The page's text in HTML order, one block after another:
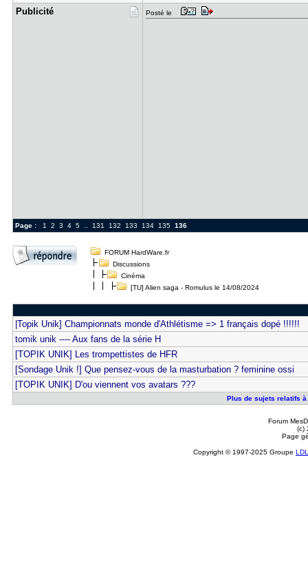
Publicité Posté le
Page : 1 2 3 4 5.. 131 132 133 134 135 136
FORUM HardWare.fr
Discussions
Cinéma
[TU] Alien saga - Romulus le 14/08/2024
|Topik Unik] Championnats monde d'Athlétisme => 1 français dopé !!!!!!
tomik unik ---- Aux fans de la série H
[TOPIK UNIK] Les trompettistes de HFR
[Sondage Unik !] Que pensez-vous de la masturbation ? feminine ossi
[TOPIK UNIK] D'ou viennent vos avatars ???
Plus de sujets relatifs à
Forum
(c)
Page
Copyright © 1997-2025 Groupe